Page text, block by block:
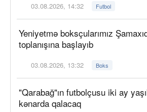
03.08.2026, 14:32 Futbol
Yeniyetmə boksçularımız
toplanışına başlayıb
03.08.2026, 13:32 Boks
"Qarabağ"ın futbolçusu iki ay
kənarda qalacaq